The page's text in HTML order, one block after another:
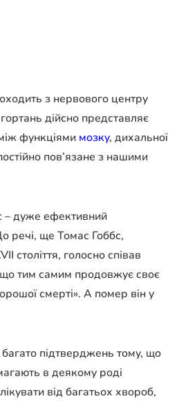
з нервового центру
дійсно представляє
функціями мозку, дихальної
пов’язане з нашими
– дуже ефективний
речі, ще Томас Гоббс,
століття, голосно співав
тим самим продовжує своє
смерті». А помер він у
підтверджень тому, що
в деякому роді
від багатьох хвороб,